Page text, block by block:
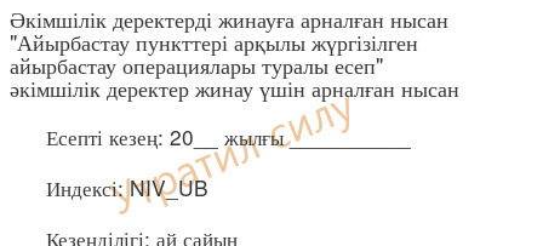
Әкімшілік деректерді жинауға арналған нысан
"Айырбастау пункттері арқылы жүргізілген
айырбастау операциялары туралы есеп"
әкімшілік деректер жинау үшін арналған нысан
Есепті кезең: 20__ жылғы __________
Индексі: NIV_UB
Кезеңділігі: ай сайын